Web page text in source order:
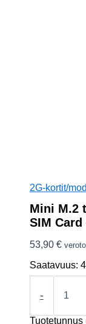
2G-kortit/
Mini M.2
SIM
53,90 €
Saatavuus:
-
USB
Tuotetunnus